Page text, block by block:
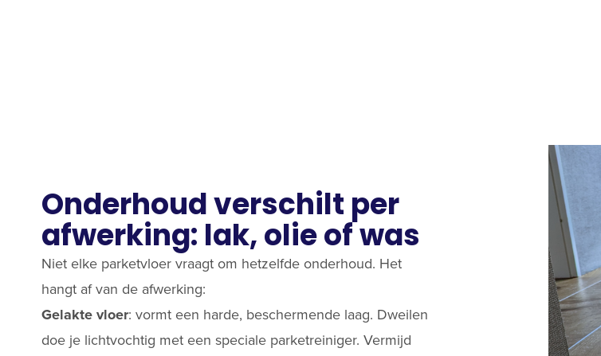
Onderhoud verschilt per
afwerking: lak, olie of was
Niet elke parketvloer vraagt om hetzelfde onderhoud. Het
hangt af van de afwerking:
Gelakte vloer: vormt een harde, beschermende laag. Dweilen
doe je lichtvochtig met een speciale parketreiniger. Vermijd